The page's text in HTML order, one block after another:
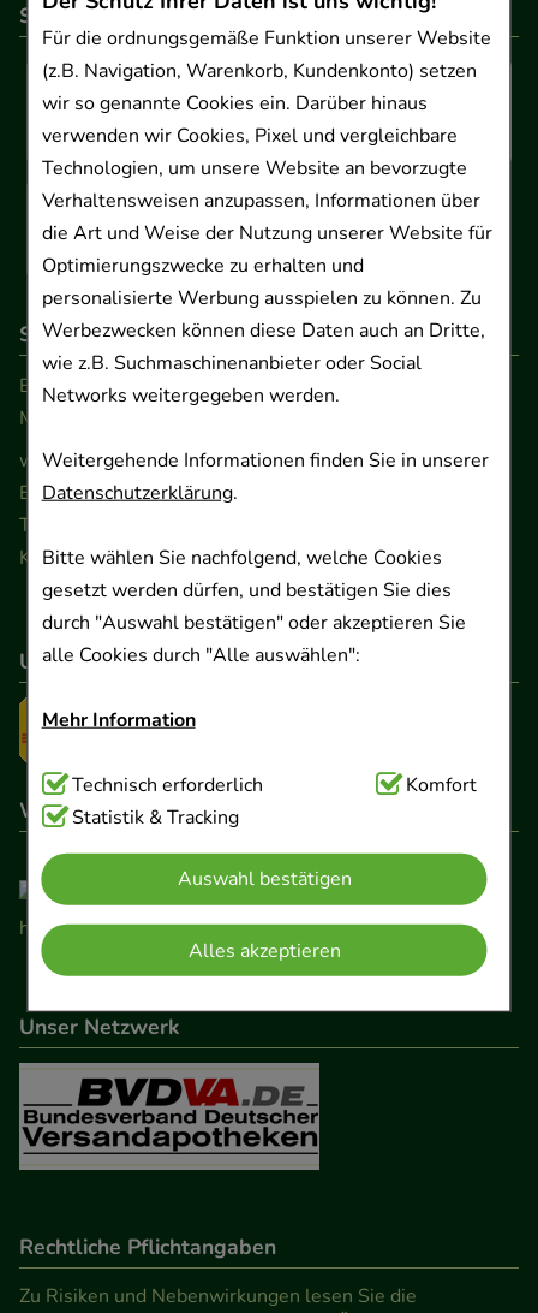
Für die ordnungsgemäße Funktion unserer Website
(z.B. Navigation, Warenkorb, Kundenkonto) setzen
wir so genannte Cookies ein. Darüber hinaus
verwenden wir Cookies, Pixel und vergleichbare
Technologien, um unsere Website an bevorzugte
Verhaltensweisen anzupassen, Informationen über
die Art und Weise der Nutzung unserer Website für
Optimierungszwecke zu erhalten und
personalisierte Werbung ausspielen zu können. Zu
Werbezwecken können diese Daten auch an Dritte,
wie z.B. Suchmaschinenanbieter oder Social
Networks weitergegeben werden.
Weitergehende Informationen finden Sie in unserer
Datenschutzerklärung.
Bitte wählen Sie nachfolgend, welche Cookies
gesetzt werden dürfen, und bestätigen Sie dies
durch "Auswahl bestätigen" oder akzeptieren Sie
alle Cookies durch "Alle auswählen":
Mehr Information
Technisch Notwendig:Hierbei handelt es sich um
Cookies, die für die Grundfunktionen unserer
Website notwendig sind (z.B. Navigation,
Warenkorb, Kundenkonto), weshalb auf diese nicht
verzichtet werden kann.
Komfort:Diese Cookies werden genutzt um das
Einkaufserlebnis noch ansprechender zu gestalten,
beispielsweise für die Wiedererkennung des
Besuchers oder unsere Seite an bevorzugte
Verhaltensweisen (z.B. Spracheinstellung)
anzupassen. Komfort-Cookies ermöglichen es uns
auch auf Ihre Bedürfnisse zugeschrittene Inhalte
betreiben.
Statistik & Tracking:Hierüber lassen sich
Technisch erforderlich
Komfort
Statistik & Tracking
Auswahl bestätigen
Alles akzeptieren
So können Sie bezahlen
So erreichen Sie uns
Beratung und Kundenservice:
Montag - Freitag von 9.00 bis 17.00 Uhr
www.ApoSalis.de· E-Mail:info@ApoSalis.de
Ernst-August-Platz 2 · 30159 Hannover
Telefon 0511 89 71 80 0 · Fax 0511 89 71 80 11
Kontaktformular
Unser Versanddienstleister
Wir sind hier gelistet
Unser Netzwerk
Rechtliche Pflichtangaben
Zu Risiken und Nebenwirkungen lesen Sie die